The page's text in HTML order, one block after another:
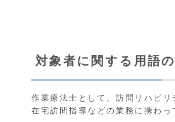
対象者に関する用語
作業療法士として、訪問リハビ
在宅訪問指導などの業務に携わ